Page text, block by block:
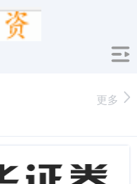
更多